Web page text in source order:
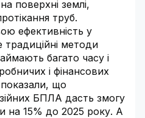
поверхні землі,
труб.
ефективність у
традиційні методи
багато часу і
і фінансових
що
БПЛА дасть змогу
на 15% до 2025 року. А